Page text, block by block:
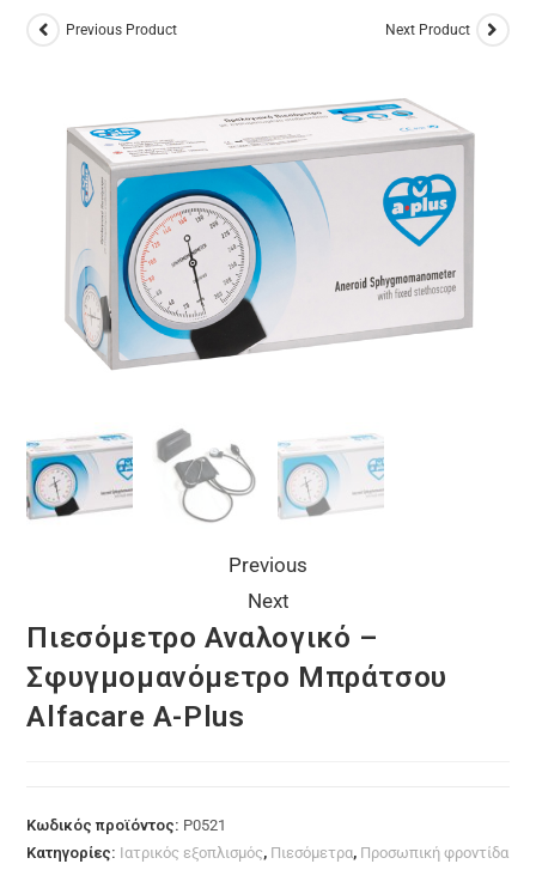
Previous Product Next Product
Previous
Next
Πιεσόμετρο Αναλογικό –
Σφυγμομανόμετρο Μπράτσου
Alfacare A-Plus
Κωδικός προϊόντος: P0521
Κατηγορίες: Ιατρικός εξοπλισμός, Πιεσόμετρα, Προσωπική φροντίδα